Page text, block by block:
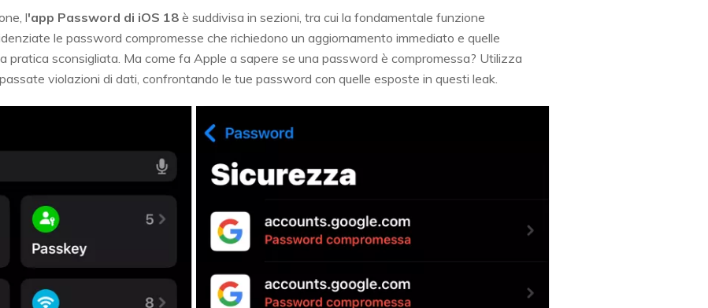
l'app Password di iOS 18 è suddivisa in sezioni, tra cui la fondamentale funzione
le password compromesse che richiedono un aggiornamento immediato e quelle
pratica sconsigliata. Ma come fa Apple a sapere se una password è compromessa? Utilizza
violazioni di dati, confrontando le tue password con quelle esposte in questi leak.